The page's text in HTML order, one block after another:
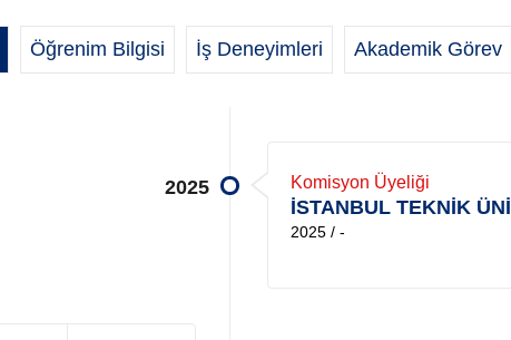
Öğrenim Bilgisi İş Deneyimleri Akademik Görev
2025 Komisyon Üyeliği
İSTANBUL TEKNİK
2025 / -